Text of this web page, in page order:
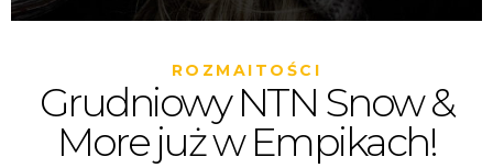
ROZMAITOŚCI
Grudniowy NTN Snow &
More już w Empikach!